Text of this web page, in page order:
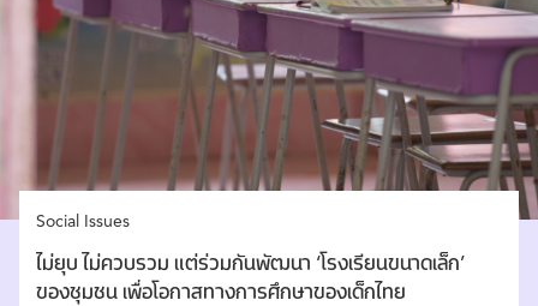
Social Issues
ไม่ยุบ ไม่ควบรวม แต่ร่วมกันพัฒนา ‘โรงเรียนขนาดเล็ก’
ของชุมชน เพื่อโอกาสทางการศึกษาของเด็กไทย